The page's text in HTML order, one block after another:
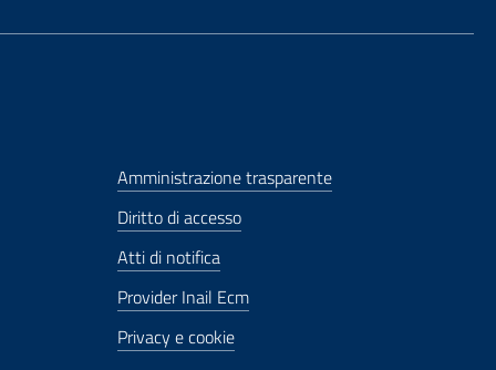
Amministrazione trasparente
Diritto di accesso
Atti di notifica
Provider Inail Ecm
Privacy e cookie